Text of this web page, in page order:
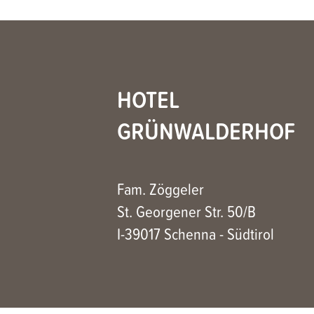
HOTEL
GRÜNWALDERHOF
Fam. Zöggeler
St. Georgener Str. 50/B
I-39017 Schenna - Südtirol